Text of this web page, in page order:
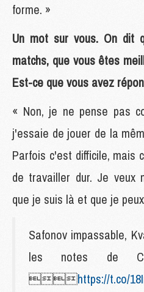
forme. »
Un mot sur vous. On dit
matchs, que vous êtes
Est-ce que vous avez
« Non, je ne pense pas
j'essaie de jouer de la
Parfois c'est difficile, mais
de travailler dur. Je veux
que je suis là et que je
Safonov impassable,
les notes de
https://t.co/